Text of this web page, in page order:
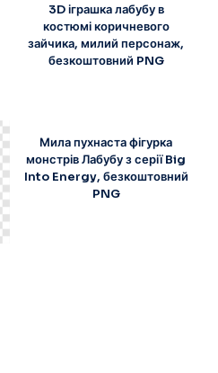
3D іграшка лабубу в
костюмі коричневого
зайчика, милий персонаж,
безкоштовний PNG
Мила пухнаста фігурка
монстрів Лабубу з серії Big
Into Energy, безкоштовний
PNG